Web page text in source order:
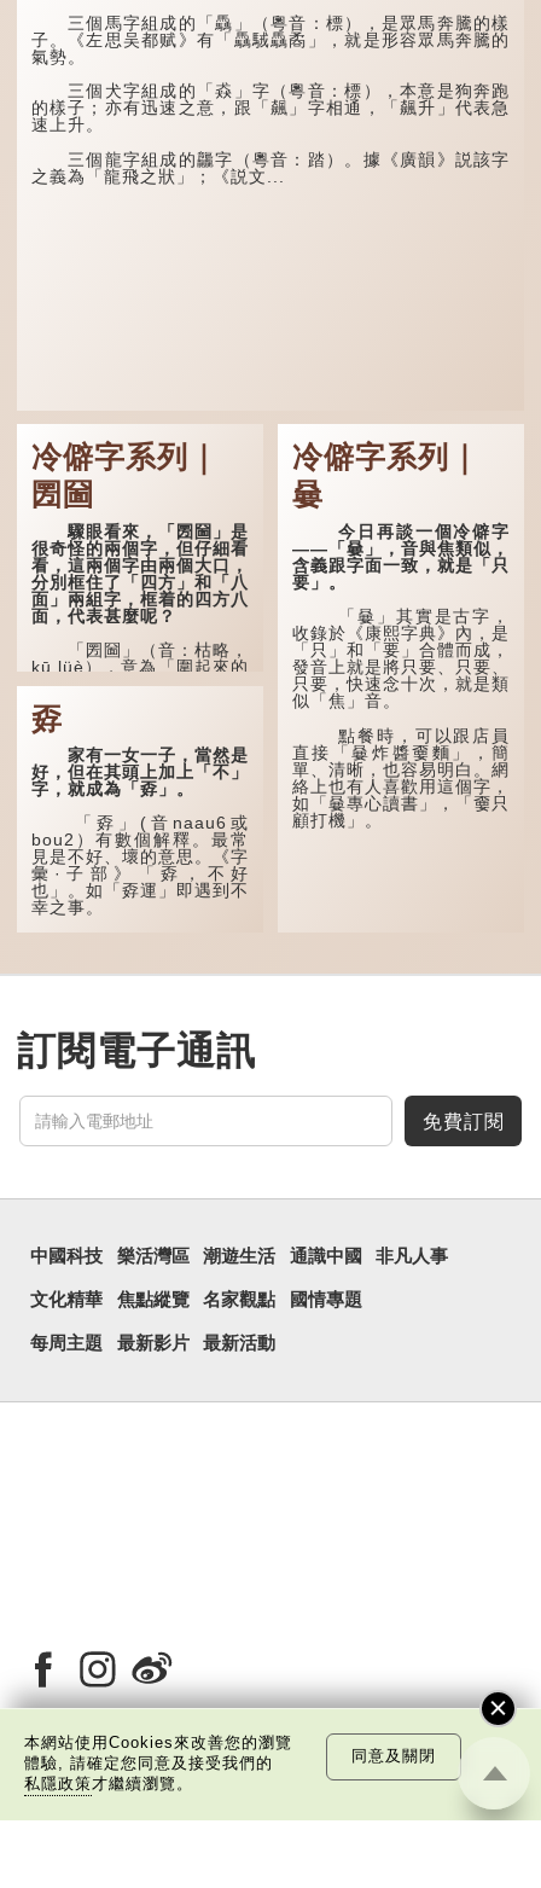
三個口為「品」，這個
字用法最為普遍。始見於商
代甲骨文，古字形從三口，
表示眾多。《說文解...
小、細小」的意思。
有台灣網友將「尛」...
三個馬字組成的「驫」（粵音：標），是眾馬奔騰的樣
子。《左思吴都赋》有「驫駥驫矞」，就是形容眾馬奔騰的
氣勢。
三個犬字組成的「猋」字（粵音：標），本意是狗奔跑
的樣子；亦有迅速之意，跟「飆」字相通，「飆升」代表急
速上升。
三個龍字組成的龘字（粵音：踏）。據《廣韻》説該字
之義為「龍飛之狀」；《説文...
冷僻字系列｜
圐圙
驟眼看來，「圐圙」是
很奇怪的兩個字，但仔細看
看，這兩個字由兩個大口，
分別框住了「四方」和「八
面」兩組字，框着的四方八
面，代表甚麼呢？
「圐圙」（音：枯略，
kū lüè），意為「圍起來的
草場」，來自蒙古語，內蒙
古一般讀作庫倫（kū
lun），也指圍住的土地。
中國不乏以「圐圙」命
名的地方，如祁縣東觀鎮南
圐圙、展旦召大圐圙等；河
北張北縣境內也有一個地方
叫「大圐圙」，現多寫作
「大囫圇」。
在河南安陽的方言中，
「圐圙」除了可以作名...
孬
家有一女一子，當然是
好，但在其頭上加上「不」
字，就成為「孬」。
「孬」(音naau6或
bou2）有數個解釋。最常
見是不好、壞的意思。《字
彙·子部》「孬，不好
也」。如「孬運」即遇到不
幸之事。
言中有壞蛋、膽小鬼的含
冷僻字系列｜
嘦
今日再談一個冷僻字
——「嘦」，音與焦類似，
含義跟字面一致，就是「只
要」。
「嘦」其實是古字，
收錄於《康熙字典》內，是
「只」和「要」合體而成，
發音上就是將只要、只要、
只要，快速念十次，就是類
似「焦」音。
點餐時，可以跟店員
直接「嘦炸醬嫑麵」，簡
單、清晰，也容易明白。網
絡上也有人喜歡用這個字，
如「嘦專心讀書」，「嫑只
顧打機」。
訂閱電子通訊
免費訂閱
中國科技 樂活灣區 潮遊生活 通識中國 非凡人事
文化精華 焦點縱覽 名家觀點 國情專題
每周主題 最新影片 最新活動
關於我們 版權告示 私隱政策聲明 免責聲明
本網站使用Cookies來改善您的瀏覽
體驗, 請確定您同意及接受我們的
私隱政策才繼續瀏覽。
同意及關閉